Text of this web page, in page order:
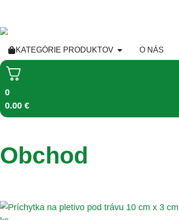
KATEGÓRIE PRODUKTOV O NÁS
0
0.00 €
Obchod